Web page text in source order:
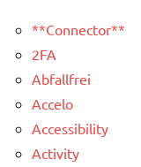
**Connector**
2FA
Abfallfrei
Accelo
Accessibility
Activity